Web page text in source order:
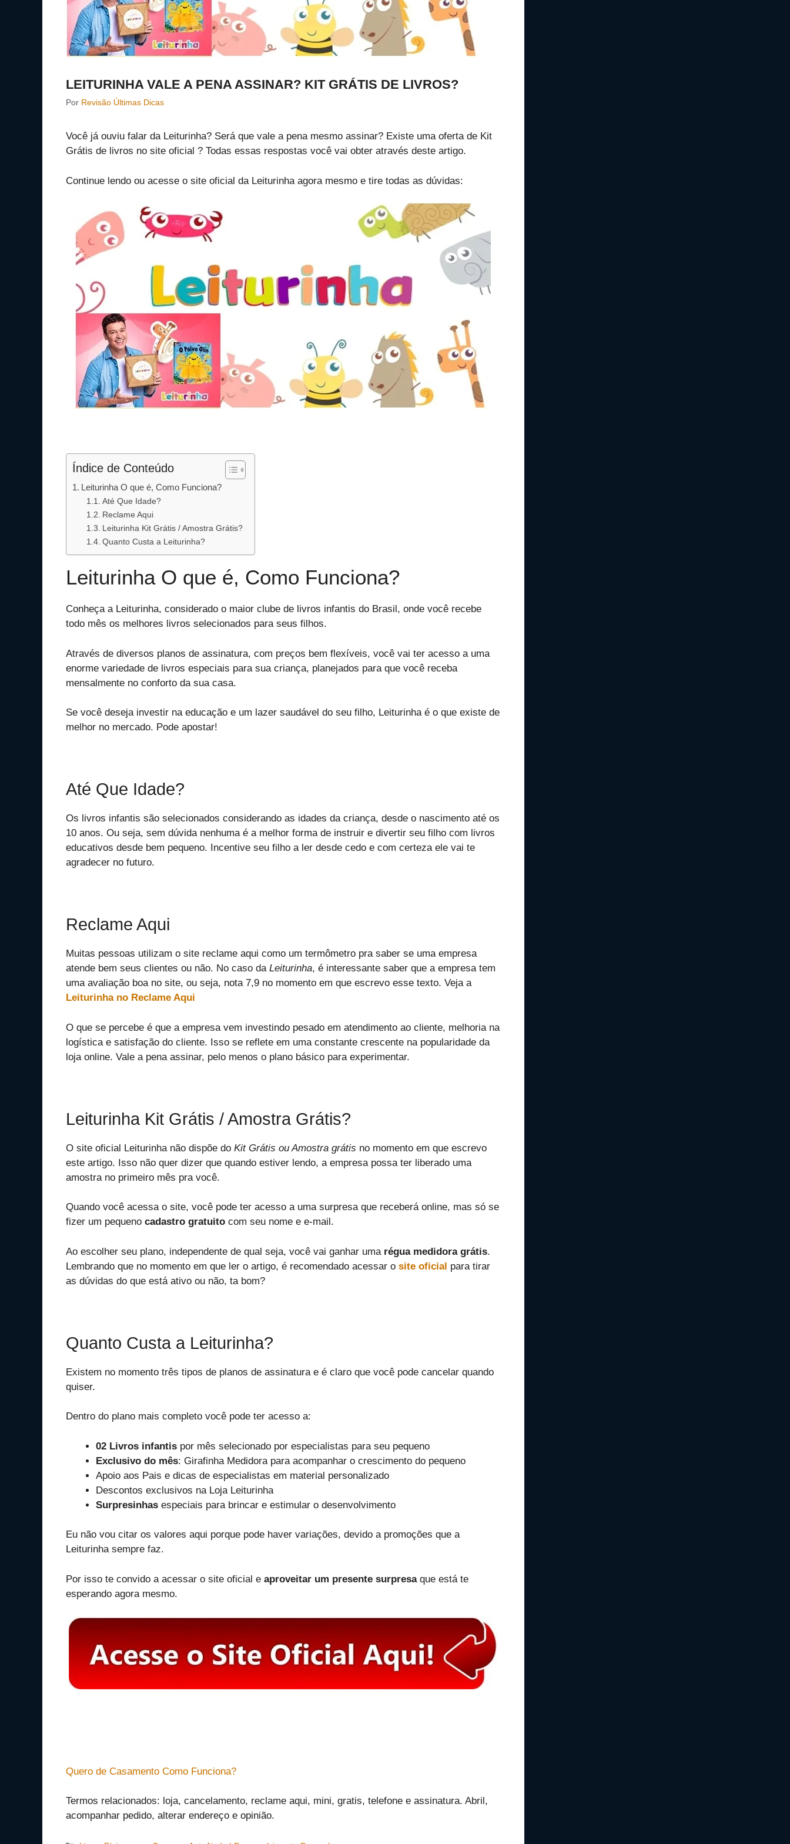
LEITURINHA VALE A PENA ASSINAR? KIT GRÁTIS DE LIVROS?
Por Revisão Últimas Dicas
Você já ouviu falar da Leiturinha? Será que vale a pena mesmo assinar? Existe uma oferta de Kit
Grátis de livros no site oficial ? Todas essas respostas você vai obter através deste artigo.
Continue lendo ou acesse o site oficial da Leiturinha agora mesmo e tire todas as dúvidas:
Índice de Conteúdo
Leiturinha O que é, Como Funciona?
Até Que Idade?
Reclame Aqui
Leiturinha Kit Grátis / Amostra Grátis?
Quanto Custa a Leiturinha?
Leiturinha O que é, Como Funciona?
Conheça a Leiturinha, considerado o maior clube de livros infantis do Brasil, onde você recebe
todo mês os melhores livros selecionados para seus filhos.
Através de diversos planos de assinatura, com preços bem flexíveis, você vai ter acesso a uma
enorme variedade de livros especiais para sua criança, planejados para que você receba
mensalmente no conforto da sua casa.
Se você deseja investir na educação e um lazer saudável do seu filho, Leiturinha é o que existe de
melhor no mercado. Pode apostar!
Até Que Idade?
Os livros infantis são selecionados considerando as idades da criança, desde o nascimento até os
10 anos. Ou seja, sem dúvida nenhuma é a melhor forma de instruir e divertir seu filho com livros
educativos desde bem pequeno. Incentive seu filho a ler desde cedo e com certeza ele vai te
agradecer no futuro.
Reclame Aqui
Muitas pessoas utilizam o site reclame aqui como um termômetro pra saber se uma empresa
atende bem seus clientes ou não. No caso da Leiturinha, é interessante saber que a empresa tem
uma avaliação boa no site, ou seja, nota 7,9 no momento em que escrevo esse texto. Veja a
Leiturinha no Reclame Aqui
O que se percebe é que a empresa vem investindo pesado em atendimento ao cliente, melhoria na
logística e satisfação do cliente. Isso se reflete em uma constante crescente na popularidade da
loja online. Vale a pena assinar, pelo menos o plano básico para experimentar.
Leiturinha Kit Grátis / Amostra Grátis?
O site oficial Leiturinha não dispõe do Kit Grátis ou Amostra grátis no momento em que escrevo
este artigo. Isso não quer dizer que quando estiver lendo, a empresa possa ter liberado uma
amostra no primeiro mês pra você.
Quando você acessa o site, você pode ter acesso a uma surpresa que receberá online, mas só se
fizer um pequeno cadastro gratuito com seu nome e e-mail.
Ao escolher seu plano, independente de qual seja, você vai ganhar uma régua medidora grátis.
Lembrando que no momento em que ler o artigo, é recomendado acessar o site oficial para tirar
as dúvidas do que está ativo ou não, ta bom?
Quanto Custa a Leiturinha?
Existem no momento três tipos de planos de assinatura e é claro que você pode cancelar quando
quiser.
Dentro do plano mais completo você pode ter acesso a:
02 Livros infantis por mês selecionado por especialistas para seu pequeno
Exclusivo do mês: Girafinha Medidora para acompanhar o crescimento do pequeno
Apoio aos Pais e dicas de especialistas em material personalizado
Descontos exclusivos na Loja Leiturinha
Surpresinhas especiais para brincar e estimular o desenvolvimento
Eu não vou citar os valores aqui porque pode haver variações, devido a promoções que a
Leiturinha sempre faz.
Por isso te convido a acessar o site oficial e aproveitar um presente surpresaque está te
esperando agora mesmo.
Quero de Casamento Como Funciona?
Termos relacionados: loja, cancelamento, reclame aqui, mini, gratis, telefone e assinatura. Abril,
acompanhar pedido, alterar endereço e opinião.